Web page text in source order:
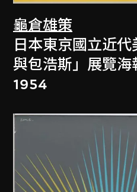
龜倉雄策
日本東京國立近
與包浩斯」展覽海
1954